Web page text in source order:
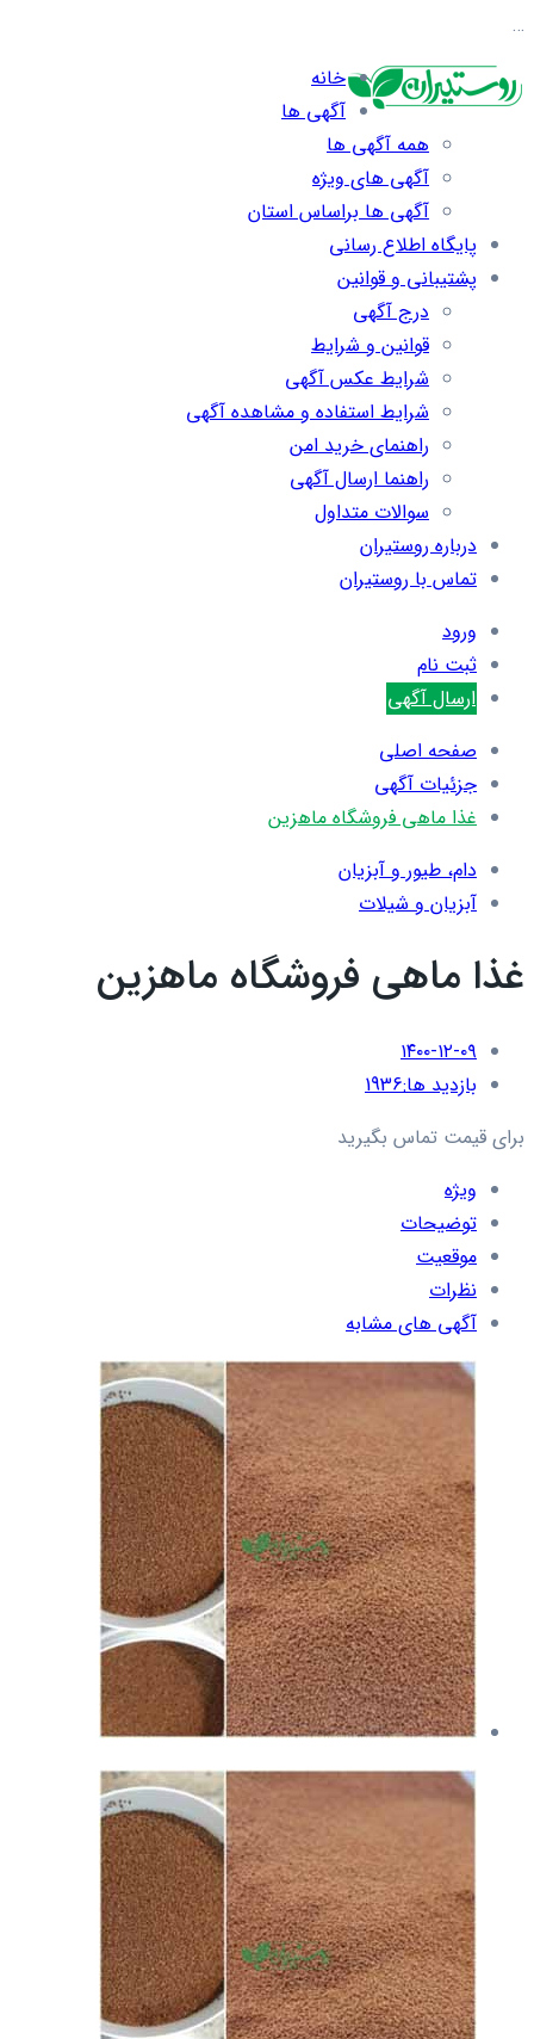
…
خانه
آگهی ها
همه آگهی ها
آگهی های ویژه
آگهی ها براساس استان
پایگاه اطلاع رسانی
پشتیبانی و قوانین
درج آگهی
قوانین و شرایط
شرایط عکس آگهی
شرایط استفاده و مشاهده آگهی
راهنمای خرید امن
راهنما ارسال آگهی
سوالات متداول
درباره روستیران
تماس با روستیران
ورود
ثبت نام
ارسال آگهی
صفحه اصلی
جزئیات آگهی
غذا ماهی فروشگاه ماهزین
دام، طیور و آبزیان
آبزیان و شیلات
غذا ماهی فروشگاه ماهزین
۱۴۰۰-۱۲-۰۹
بازدید ها:1936
برای قیمت تماس بگیرید
ویژه
توضیحات
موقعیت
نظرات
آگهی های مشابه